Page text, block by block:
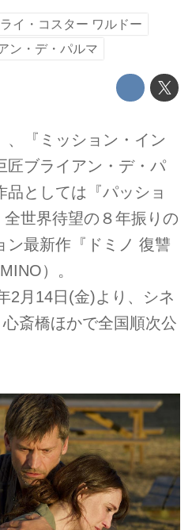
イ・コスター ワルドー
ン・デ・パルマ
、『ミッション・イン
匠ブライアン・デ・パ
品としては『パッショ
世界待望の８年振りの
ン最新作『ドミノ 復讐
）。
2月14日(金)より、シネ
斎橋ほかで全国順次公